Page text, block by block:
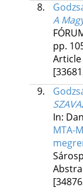
8.
A
pp.
9.
In:
MTA-